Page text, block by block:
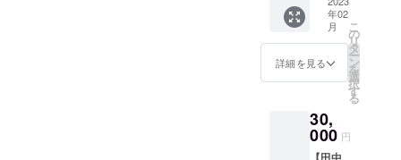
リコリ
ウム、
カオリ
ぬか
油、ホ
ボリソ
ルレー
ト60、
効果的
です。
保存方
児、子
供の手
に置か
ないで
下さ
※ニック
ネーム
での掲
載も可
能で
前は備
考欄に
必ずご
掲載い
たしま
す。 ※
掲載内
容は
せてい
ただき
ます。
コー
ナーの
企業ス
ポン
サーに
なれる
す。 保
護猫
コー
年02
月
詳細を見る
こ
の
リ
タ
ー
ン
を
選
択
す
る
30,
000 円